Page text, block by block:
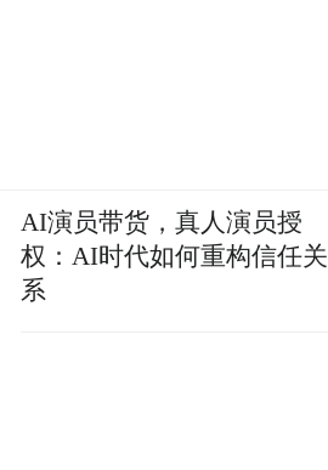
AI演员带货，真人演员授
权：AI时代如何重构信任关
系